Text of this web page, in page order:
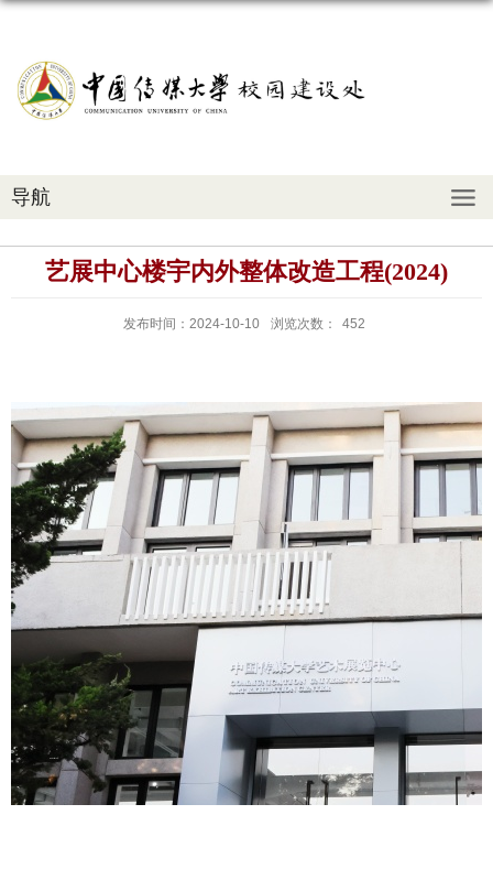
导航
艺展中心楼宇内外整体改造工程(2024)
发布时间：2024-10-10 浏览次数： 452